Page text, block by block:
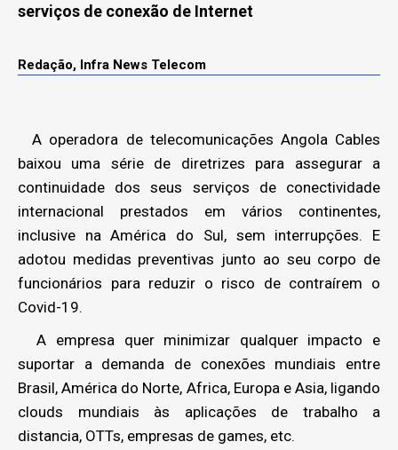
serviços de conexão de Internet
Redação, Infra News Telecom
A operadora de telecomunicações Angola Cables
baixou uma série de diretrizes para assegurar a
continuidade dos seus serviços de conectividade
internacional prestados em vários continentes,
inclusive na América do Sul, sem interrupções. E
adotou medidas preventivas junto ao seu corpo de
funcionários para reduzir o risco de contraírem o
Covid-19.
A empresa quer minimizar qualquer impacto e
suportar a demanda de conexões mundiais entre
Brasil, América do Norte, Africa, Europa e Asia, ligando
clouds mundiais às aplicações de trabalho a
distancia, OTTs, empresas de games, etc.